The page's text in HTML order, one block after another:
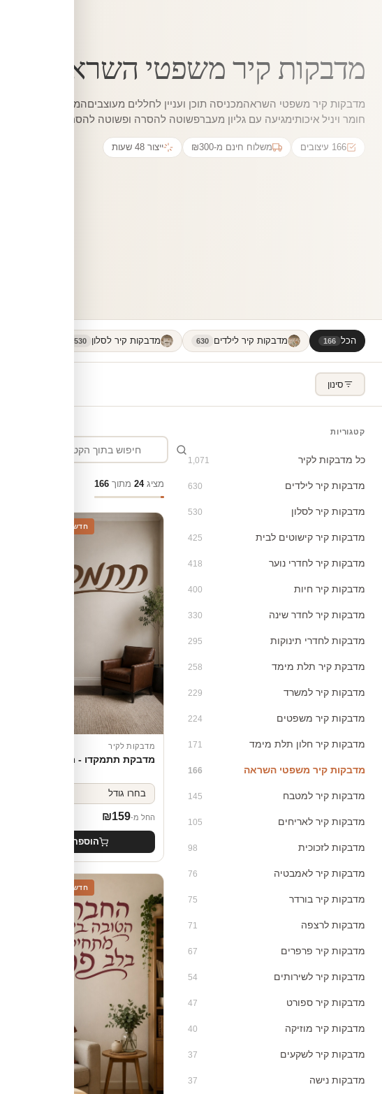
מדבקות קיר משפטי השראה
מדבקות קיר משפטי השראהמכניסה תוכן ועניין לחללים מעוצביםהמדבקה עשויה
חומר ויניל איכותימגיעה עם גליון מעברפשוטה להסרה ופשוטה להסרה
166 עיצובים משלוח חינם מ-₪300 ייצור 48 שעות
הכל 166 מדבקות קיר לילדים 630 מדבקות קיר לסלון 530
סינון
קטגוריות
כל מדבקות לקיר 1,071
מדבקות קיר לילדים 630
מדבקות קיר לסלון 530
מדבקות קיר קישוטים לבית 425
מדבקות קיר לחדרי נוער 418
מדבקות קיר חיות 400
מדבקות קיר לחדר שינה 330
מדבקות לחדרי תינוקות 295
מדבקת קיר תלת מימד 258
מדבקות קיר למשרד 229
מדבקות קיר משפטים 224
מדבקות קיר חלון תלת מימד 171
מדבקות קיר משפטי השראה 166
מדבקות קיר למטבח 145
מדבקות קיר לאריחים 105
מדבקות לזכוכית 98
מדבקות קיר לאמבטיה 76
מדבקות קיר בורדר 75
מדבקות לרצפה 71
מדבקות קיר פרפרים 67
מדבקות קיר לשירותים 54
מדבקות קיר ספורט 47
מדבקות קיר מוזיקה 40
מדבקות קיר לשקעים 37
מדבקות נישה 37
מציג24 מתוך 166
חדש
מדבקות לקיר
מדבקת תתמקדו - מסר חזק ויעיל
החל מ- ₪159
הוספה לסל
חדש